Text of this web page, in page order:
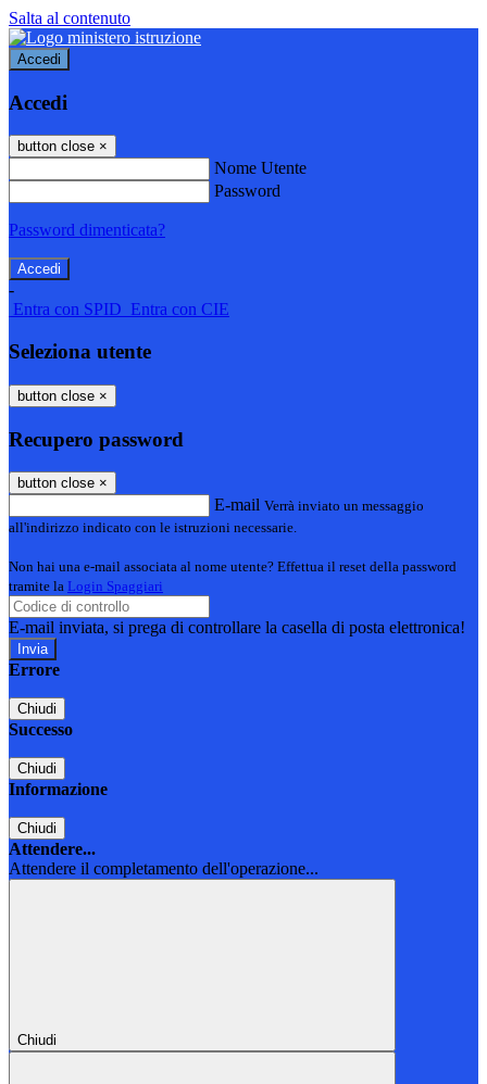
Salta al contenuto
Accedi
Accedi
button close ×
Nome Utente
Password
Password dimenticata?
-
Entra con SPID Entra con CIE
Seleziona utente
button close ×
Recupero password
button close ×
E-mail Verrà inviato un messaggio
all'indirizzo indicato con le istruzioni necessarie.
Non hai una e-mail associata al nome utente? Effettua il reset della password
tramite la Login Spaggiari
E-mail inviata, si prega di controllare la casella di posta elettronica!
Errore
Chiudi
Successo
Chiudi
Informazione
Chiudi
Attendere...
Attendere il completamento dell'operazione...
Chiudi